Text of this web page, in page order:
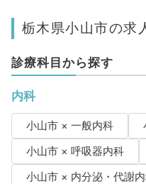
栃木県小山市の求
診療科目から探す
内科
小山市 × 一般内科
小山市 × 呼吸器内科
小山市 × 内分泌・代謝